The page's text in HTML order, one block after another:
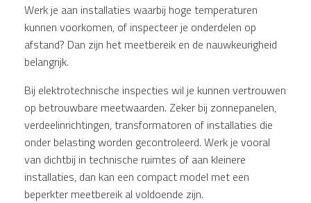
Werk je aan installaties waarbij hoge temperaturen
kunnen voorkomen, of inspecteer je onderdelen op
afstand? Dan zijn het meetbereik en de nauwkeurigheid
belangrijk.
Bij elektrotechnische inspecties wil je kunnen vertrouwen
op betrouwbare meetwaarden. Zeker bij zonnepanelen,
verdeelinrichtingen, transformatoren of installaties die
onder belasting worden gecontroleerd. Werk je vooral
van dichtbij in technische ruimtes of aan kleinere
installaties, dan kan een compact model met een
beperkter meetbereik al voldoende zijn.